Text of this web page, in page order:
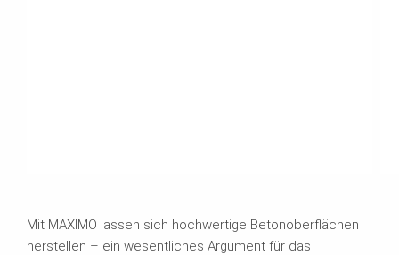
Mit MAXIMO lassen sich hochwertige Betonoberflächen
herstellen – ein wesentliches Argument für das